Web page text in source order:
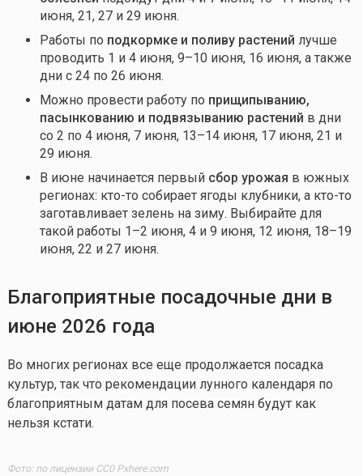
июня, 21, 27 и 29 июня.
Работы по подкормке и поливу растений лучше
проводить 1 и 4 июня, 9–10 июня, 16 июня, а также
дни с 24 по 26 июня.
Можно провести работу по прищипыванию,
пасынкованию и подвязыванию растений в дни
со 2 по 4 июня, 7 июня, 13–14 июня, 17 июня, 21 и
29 июня.
В июне начинается первый сбор урожая в южных
регионах: кто-то собирает ягоды клубники, а кто-то
заготавливает зелень на зиму. Выбирайте для
такой работы 1–2 июня, 4 и 9 июня, 12 июня, 18–19
июня, 22 и 27 июня.
Блaгoпpиятныe пocaдoчныe дни в
июнe 2026 гoдa
Во многих регионах все еще продолжается посадка
культур, так что рекомендации лунного календаря по
благоприятным датам для посева семян будут как
нельзя кстати.
Фото: по лицензии CC0 Pxhere.com